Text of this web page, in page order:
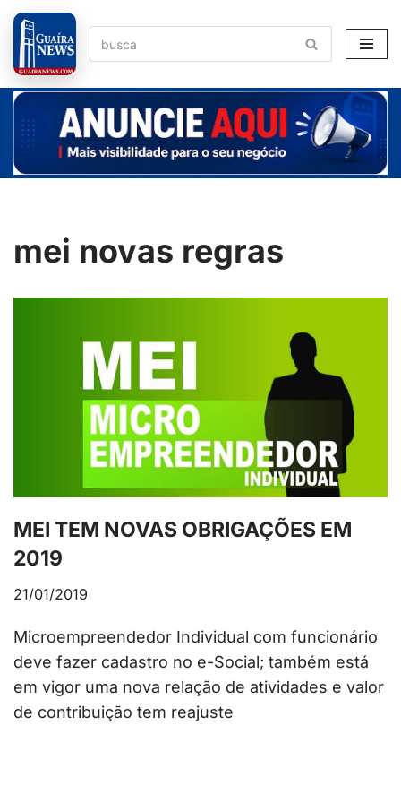
Pular
para
o
conteúdo
mei novas regras
MEI TEM NOVAS OBRIGAÇÕES EM
2019
21/01/2019
Microempreendedor Individual com funcionário
deve fazer cadastro no e-Social; também está
em vigor uma nova relação de atividades e valor
de contribuição tem reajuste